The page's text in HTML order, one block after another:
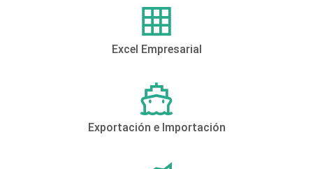
Excel Empresarial
Exportación e Importación